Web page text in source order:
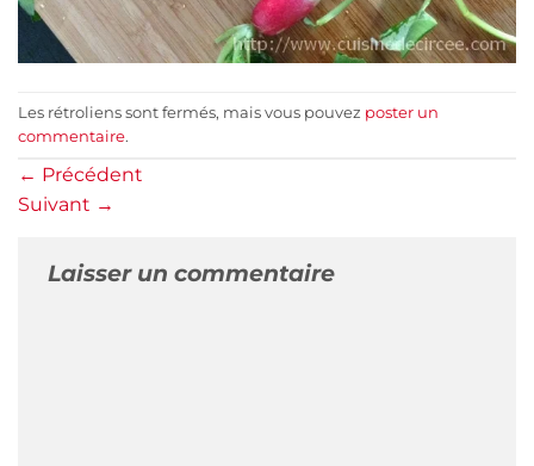
Les rétroliens sont fermés, mais vous pouvez poster un
commentaire.
← Précédent
Suivant →
Laisser un commentaire